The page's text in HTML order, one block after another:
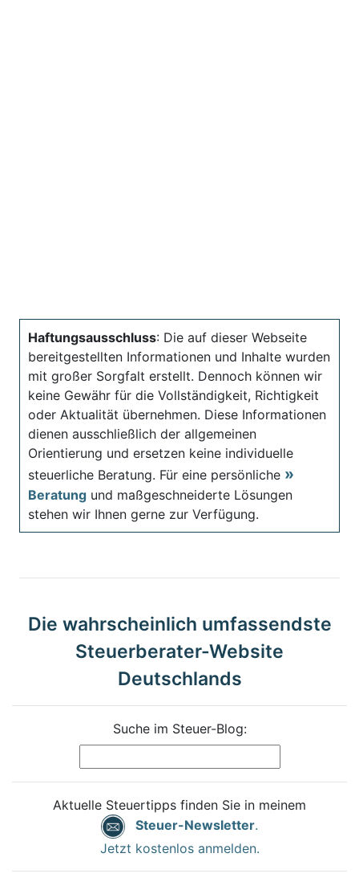
Haftungsausschluss: Die auf dieser Webseite
bereitgestellten Informationen und Inhalte wurden
mit großer Sorgfalt erstellt. Dennoch können wir
keine Gewähr für die Vollständigkeit, Richtigkeit
oder Aktualität übernehmen. Diese Informationen
dienen ausschließlich der allgemeinen
Orientierung und ersetzen keine individuelle
steuerliche Beratung. Für eine persönliche
Beratung und maßgeschneiderte Lösungen
stehen wir Ihnen gerne zur Verfügung.
Die wahrscheinlich umfassendste
Steuerberater-Website
Deutschlands
Suche im Steuer-Blog:
Aktuelle Steuertipps finden Sie in meinem
Steuer-Newsletter.
Jetzt kostenlos anmelden.